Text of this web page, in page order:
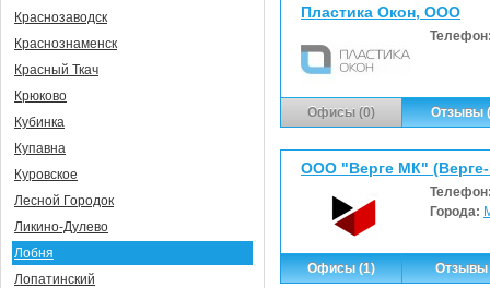
Пластика Окон, ООО
Офисы (0) Отзывы
ООО "Верге МК"
Города:
Офисы (1) Отзывы
Краснозаводск
Краснознаменск
Красный Ткач
Крюково
Кубинка
Купавна
Куровское
Лесной Городок
Ликино-Дулево
Лобня
Лопатинский